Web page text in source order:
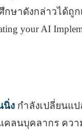
าดังกล่าวได้ถูก
your AI
นิ่ง กําลังเปลี่ยนแ
ลนบุคลากร คว